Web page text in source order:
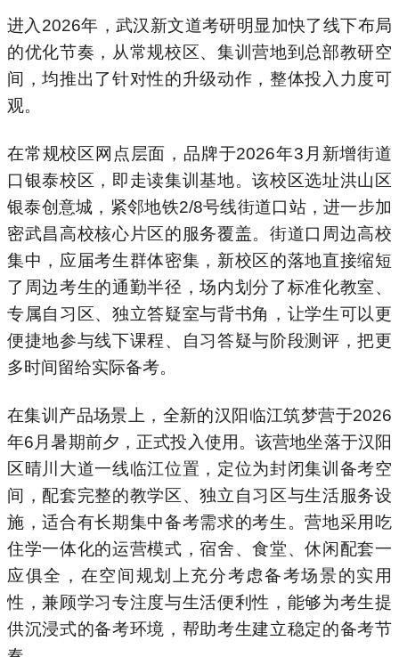
进入2026年，武汉新文道考研明显加快了线下布局
的优化节奏，从常规校区、集训营地到总部教研空
间，均推出了针对性的升级动作，整体投入力度可
观。
在常规校区网点层面，品牌于2026年3月新增街道
口银泰校区，即走读集训基地。该校区选址洪山区
银泰创意城，紧邻地铁2/8号线街道口站，进一步加
密武昌高校核心片区的服务覆盖。街道口周边高校
集中，应届考生群体密集，新校区的落地直接缩短
了周边考生的通勤半径，场内划分了标准化教室、
专属自习区、独立答疑室与背书角，让学生可以更
便捷地参与线下课程、自习答疑与阶段测评，把更
多时间留给实际备考。
在集训产品场景上，全新的汉阳临江筑梦营于2026
年6月暑期前夕，正式投入使用。该营地坐落于汉阳
区晴川大道一线临江位置，定位为封闭集训备考空
间，配套完整的教学区、独立自习区与生活服务设
施，适合有长期集中备考需求的考生。营地采用吃
住学一体化的运营模式，宿舍、食堂、休闲配套一
应俱全，在空间规划上充分考虑备考场景的实用
性，兼顾学习专注度与生活便利性，能够为考生提
供沉浸式的备考环境，帮助考生建立稳定的备考节